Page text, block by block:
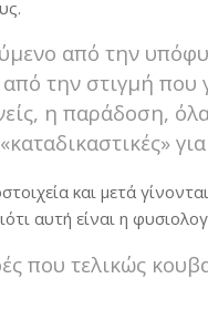
από την
την στιγμή που
η παράδοση,
και μετά
αυτή είναι η
που τελικώς